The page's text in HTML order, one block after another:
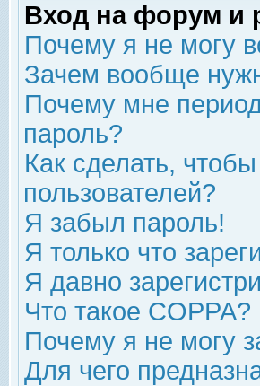
Вход на форум и
Почему я не могу
Зачем вообще
Почему мне
пароль?
Как сделать,
пользователей?
Я забыл пароль!
Я только что
Я давно
Что такое COPPA?
Почему я не могу
Для чего